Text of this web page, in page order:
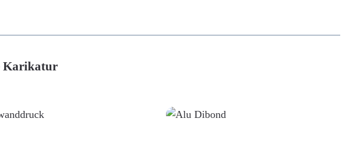
Karikatur